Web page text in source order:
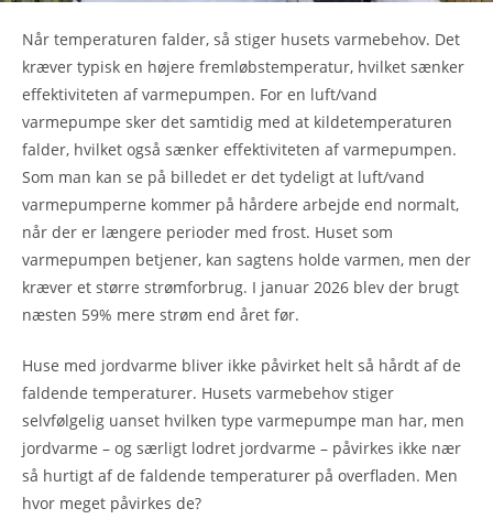
Når temperaturen falder, så stiger husets varmebehov. Det
kræver typisk en højere fremløbstemperatur, hvilket sænker
effektiviteten af varmepumpen. For en luft/vand
varmepumpe sker det samtidig med at kildetemperaturen
falder, hvilket også sænker effektiviteten af varmepumpen.
Som man kan se på billedet er det tydeligt at luft/vand
varmepumperne kommer på hårdere arbejde end normalt,
når der er længere perioder med frost. Huset som
varmepumpen betjener, kan sagtens holde varmen, men der
kræver et større strømforbrug. I januar 2026 blev der brugt
næsten 59% mere strøm end året før.
Huse med jordvarme bliver ikke påvirket helt så hårdt af de
faldende temperaturer. Husets varmebehov stiger
selvfølgelig uanset hvilken type varmepumpe man har, men
jordvarme – og særligt lodret jordvarme – påvirkes ikke nær
så hurtigt af de faldende temperaturer på overfladen. Men
hvor meget påvirkes de?